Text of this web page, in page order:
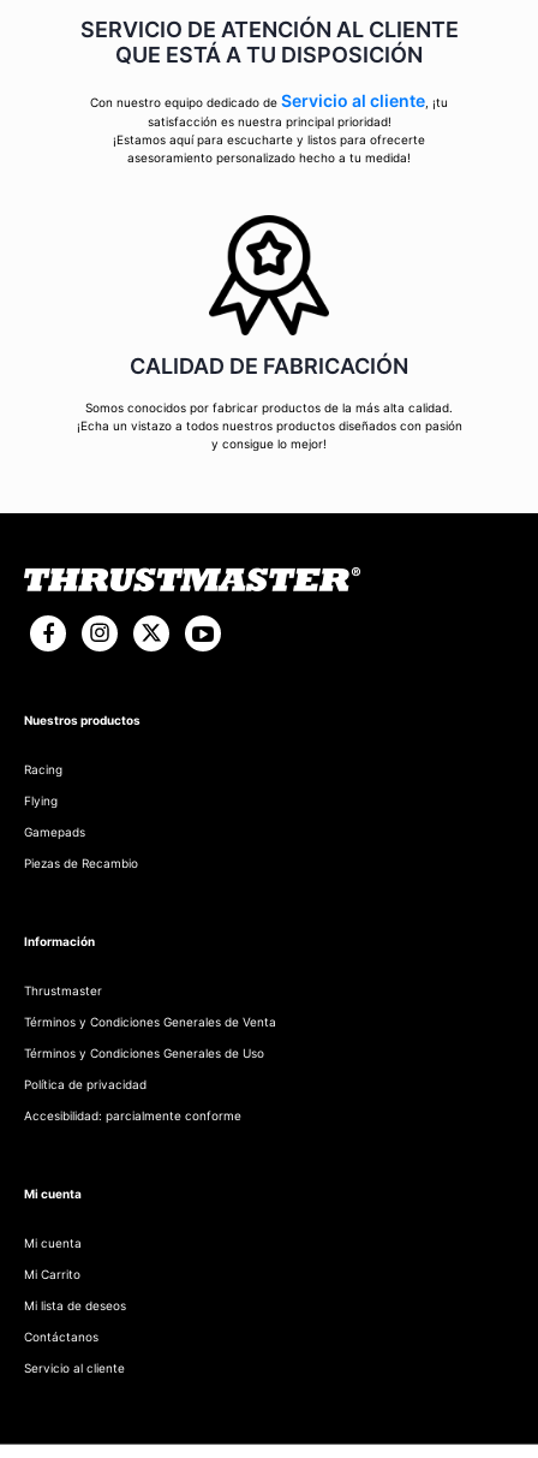
SERVICIO DE ATENCIÓN AL CLIENTE
QUE ESTÁ A TU DISPOSICIÓN
Con nuestro equipo dedicado de Servicio al cliente , ¡tu
satisfacción es nuestra principal prioridad!
¡Estamos aquí para escucharte y listos para ofrecerte
asesoramiento personalizado hecho a tu medida!
CALIDAD DE FABRICACIÓN
Somos conocidos por fabricar productos de la más alta calidad.
¡Echa un vistazo a todos nuestros productos diseñados con pasión
y consigue lo mejor!
Nuestros productos
Racing
Flying
Gamepads
Piezas de Recambio
Información
Thrustmaster
Términos y Condiciones Generales de Venta
Términos y Condiciones Generales de Uso
Política de privacidad
Accesibilidad: parcialmente conforme
Mi cuenta
Mi cuenta
Mi Carrito
Mi lista de deseos
Contáctanos
Servicio al cliente